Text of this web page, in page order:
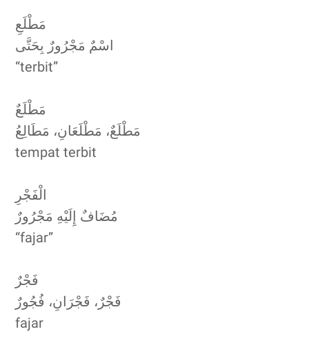
مَطْلَعِ
اسْمٌ مَجْرُورٌ بِحَتَّى
“terbit”
مَطْلَعٌ
مَطْلَعٌ، مَطْلَعَانِ، مَطَالِعُ
tempat terbit
الْفَجْرِ
مُضَافٌ إِلَيْهِ مَجْرُورٌ
“fajar”
فَجْرٌ
فَجْرٌ، فَجْرَانِ، فُجُورٌ
fajar